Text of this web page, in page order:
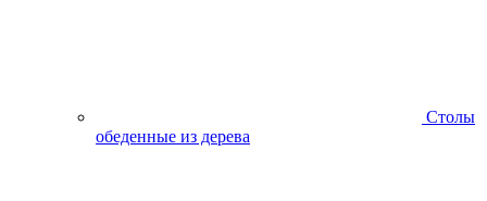
Столы
обеденные из дерева